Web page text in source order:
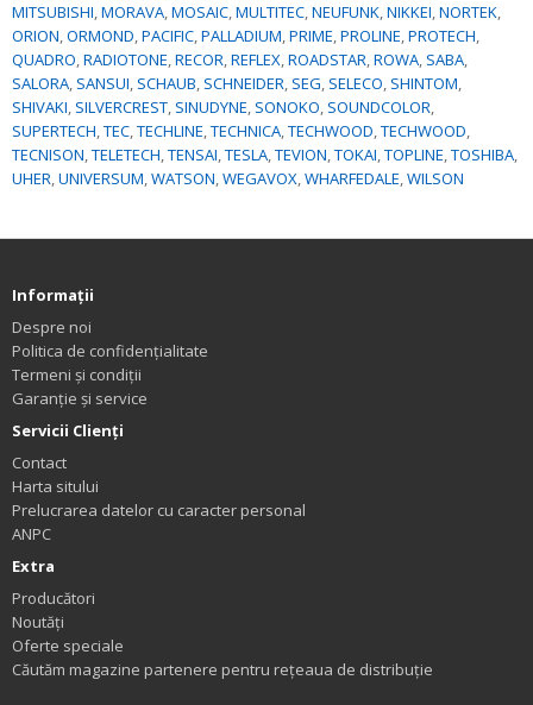
MITSUBISHI,MORAVA,MOSAIC,MULTITEC,NEUFUNK,NIKKEI,NORTEK,
ORION,ORMOND,PACIFIC,PALLADIUM,PRIME,PROLINE,PROTECH,
QUADRO,RADIOTONE,RECOR,REFLEX,ROADSTAR,ROWA, SABA,
SALORA, SANSUI, SCHAUB, SCHNEIDER, SEG, SELECO, SHINTOM,
SHIVAKI, SILVERCREST, SINUDYNE, SONOKO, SOUNDCOLOR,
SUPERTECH,TEC,TECHLINE,TECHNICA,TECHWOOD,TECHWOOD,
TECNISON,TELETECH,TENSAI,TESLA,TEVION,TOKAI,TOPLINE,TOSHIBA,
UHER,UNIVERSUM,WATSON,WEGAVOX,WHARFEDALE,WILSON
Informaţii
Despre noi
Politica de confidențialitate
Termeni și condiții
Garanție și service
Servicii Clienţi
Contact
Harta sitului
Prelucrarea datelor cu caracter personal
ANPC
Extra
Producători
Noutăți
Oferte speciale
Căutăm magazine partenere pentru rețeaua de distribuție